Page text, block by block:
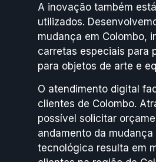
A inovação também
utilizados.
mudança em Colombo,
carretas especiais para
para objetos de arte e
O atendimento digital
clientes de Colombo.
possível solicitar
andamento da
tecnológica resulta em